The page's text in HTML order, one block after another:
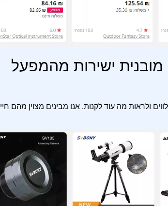
ישירות מהמפעל
ולראות מה עוד לקנות. אנו מבינים מצוין מהם חיי